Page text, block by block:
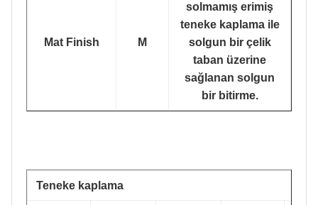
Mat Finish M
solmamış erimiş
teneke kaplama ile
solgun bir çelik
taban üzerine
sağlanan solgun
bir bitirme.
Teneke kaplama